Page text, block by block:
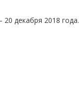
20 декабря 2018 года.